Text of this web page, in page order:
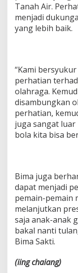
Tanah Air.
menjadi
yang lebih baik.
“Kami
perhatian
olahraga.
disambungkan
perhatian,
juga sangat
bola kita bisa
Bima juga
dapat menjadi
pemain-pemain
melanjutkan
saja anak-anak
bakal nanti
Bima Sakti.
(iingchaiang)